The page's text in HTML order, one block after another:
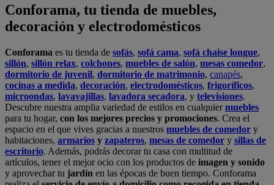
Conforama, tu tienda de muebles,
decoración y electrodomésticos
Conforama es tu tienda de sofás, sofá cama, sofá chaise longue,
sillón, sillón relax, colchones, muebles de salón, mesas comedor,
dormitorio de juvenil, dormitorio de matrimonio, canapés,
cocinas a medida, decoración, electrodomésticos, frigoríficos,
microondas, lavavajillas, lavadora secadora, y televisiones.
Descubre nuestra amplia variedad de estilos en cualquiermuebles
para tu hogar, con los mejores precios y promociones. Crea el
espacio en el que vives gracias a nuestros muebles de comedor y
habitaciones, armarios y zapateros, mesas de comedor y sillas de
escritorio. Además, podrás decorar tu casa con multitud de
artículos, tener el mejor ocio con los productos de imagen y sonido
y aprovechar tu jardín en las épocas de buen tiempo. Conforama